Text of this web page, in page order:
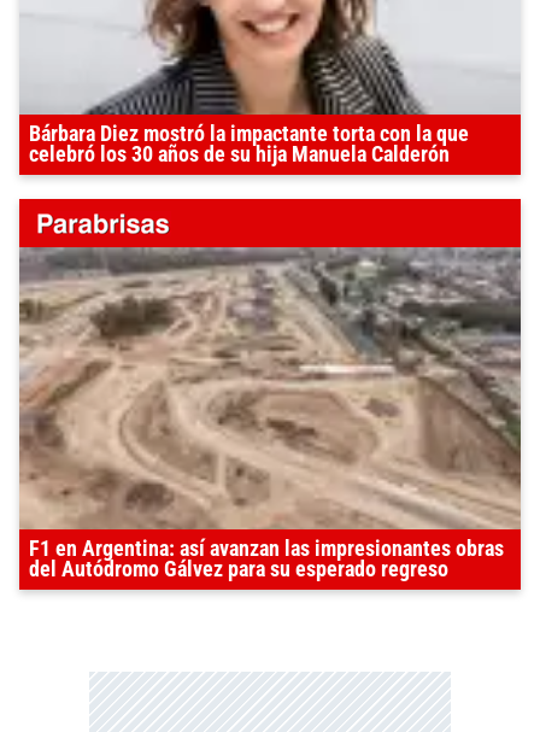
Bárbara Diez mostró la impactante torta con la que
celebró los 30 años de su hija Manuela Calderón
F1 en Argentina: así avanzan las impresionantes obras
del Autódromo Gálvez para su esperado regreso